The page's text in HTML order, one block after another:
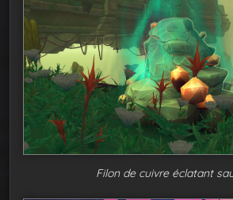
Filon de cuivre éclatant